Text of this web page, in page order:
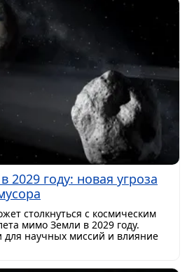
2029 году: новая угроза
столкнуться с космическим
мимо Земли в 2029 году.
научных миссий и влияние